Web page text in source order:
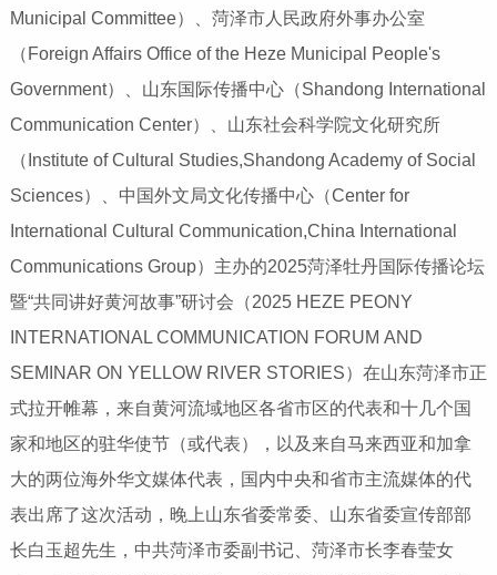
Municipal Committee）、菏泽市人民政府外事办公室
（Foreign Affairs Office of the Heze Municipal People's
Government）、山东国际传播中心（Shandong International
Communication Center）、山东社会科学院文化研究所
（Institute of Cultural Studies,Shandong Academy of Social
Sciences）、中国外文局文化传播中心（Center for
International Cultural Communication,China International
Communications Group）主办的2025菏泽牡丹国际传播论坛
暨“共同讲好黄河故事”研讨会（2025 HEZE PEONY
INTERNATIONAL COMMUNICATION FORUM AND
SEMINAR ON YELLOW RIVER STORIES）在山东菏泽市正
式拉开帷幕，来自黄河流域地区各省市区的代表和十几个国
家和地区的驻华使节（或代表），以及来自马来西亚和加拿
大的两位海外华文媒体代表，国内中央和省市主流媒体的代
表出席了这次活动，晚上山东省委常委、山东省委宣传部部
长白玉超先生，中共菏泽市委副书记、菏泽市长李春莹女